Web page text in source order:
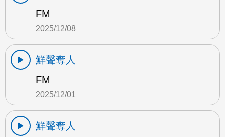
FM
2025/12/08
鮮聲奪人
FM
2025/12/01
鮮聲奪人